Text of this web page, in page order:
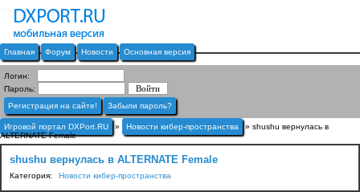
Главная Форум Новости Основная версия
Логин:
Пароль:
Регистрация на сайте!
Забыли пароль?
Игровой портал DXPort.RU » Новости кибер-пространства
» shushu вернулась в
ALTERNATE Female
shushu вернулась в ALTERNATE Female
Категория: Новости кибер-пространства